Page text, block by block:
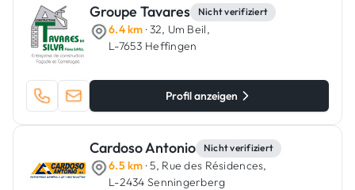
Groupe Tavares Nicht verifiziert
6.4 km · 32, Um Beil,
L-7653 Heffingen
Profil anzeigen
Cardoso Antonio Nicht verifiziert
6.5 km · 5, Rue des Résidences,
L-2434 Senningerberg